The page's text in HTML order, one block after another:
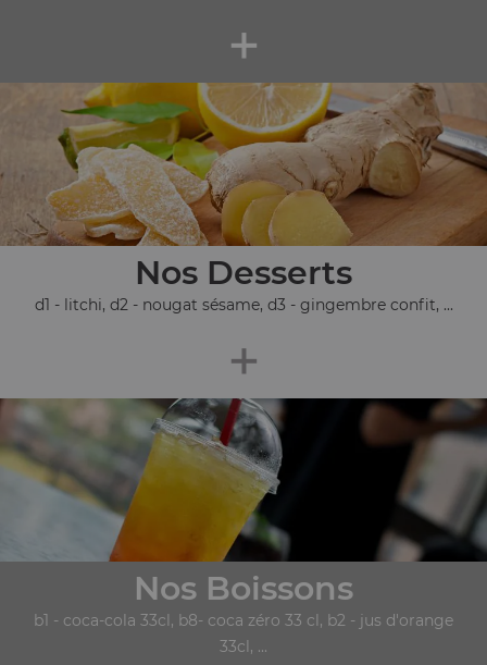
+
Nos Desserts
d1 - litchi, d2 - nougat sésame, d3 - gingembre confit, ...
+
Nos Boissons
b1 - coca-cola 33cl, b8- coca zéro 33 cl, b2 - jus d'orange
33cl, ...